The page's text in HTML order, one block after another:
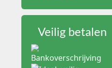
Veilig betalen